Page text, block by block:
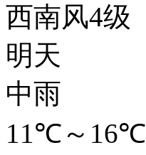
西南风4级
明天
中雨
11℃ ～ 16℃